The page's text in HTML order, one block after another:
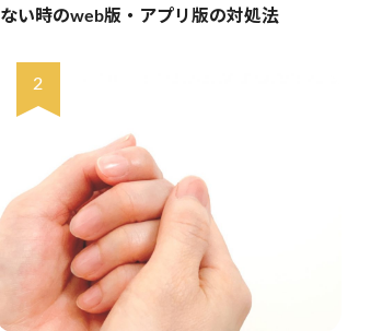
ない時のweb版・アプリ版の対処法